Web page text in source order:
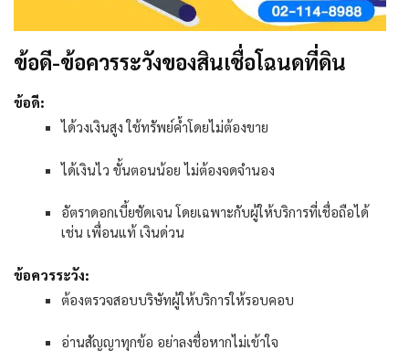
ข้อดี-ข้อควรระวังของสินเชื่อโฉนดที่ดิน
ข้อดี:
ได้วงเงินสูง ใช้ทรัพย์ค้ำโดยไม่ต้องขาย
ได้เงินไว ขั้นตอนน้อย ไม่ต้องจดจำนอง
อัตราดอกเบี้ยชัดเจน โดยเฉพาะกับผู้ให้บริการที่เชื่อถือได้
เช่น เพื่อนแท้ เงินด่วน
ข้อควรระวัง:
ต้องตรวจสอบบริษัทผู้ให้บริการให้รอบคอบ
อ่านสัญญาทุกข้อ อย่าลงชื่อหากไม่เข้าใจ